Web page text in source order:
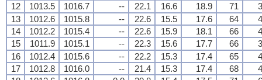
12
1013.5 1016.7 -- 22.1 16.6 18.9 71
13
1012.6 1015.8 -- 22.6 15.5 17.6 64
14
1012.2 1015.4 -- 22.6 15.9 18.1 66
15
1011.9 1015.1 -- 22.3 15.6 17.7 66
16
1012.4 1015.6 -- 22.2 15.3 17.4 65
17
1012.8 1016.0 -- 21.4 15.3 17.4 68